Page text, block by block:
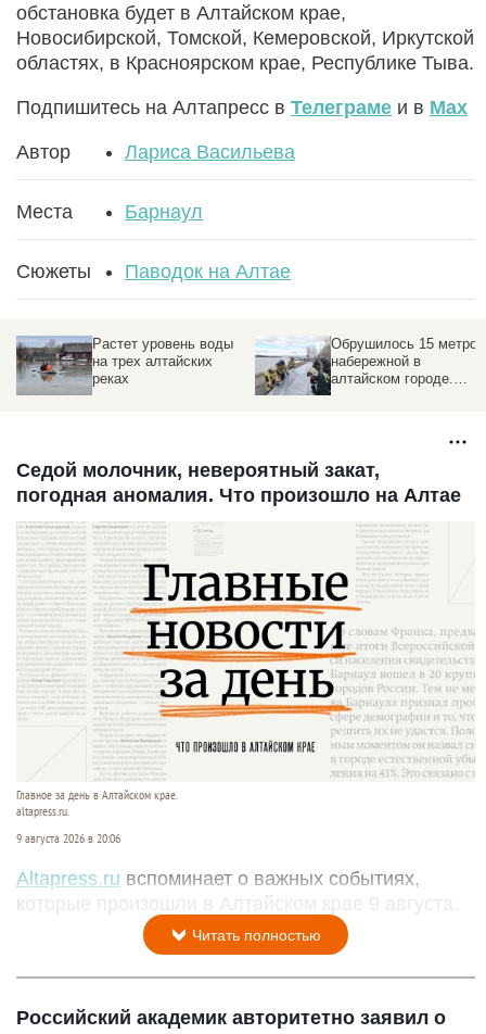
обстановка будет в Алтайском крае,
Новосибирской, Томской, Кемеровской, Иркутской
областях, в Красноярском крае, Республике Тыва.
Подпишитесь на Алтапресс в Телеграме и в Max
Автор Лариса Васильева
Места Барнаул
Сюжеты Паводок на Алтае
Растет уровень воды
на трех алтайских
реках
Обрушилось 15 метров
набережной в
алтайском городе.
Седой молочник, невероятный закат,
погодная аномалия. Что произошло на Алтае
Главное за день в Алтайском крае.
altapress.ru.
9 августа 2026 в 20:06
Altapress.ru вспоминает о важных событиях,
которые произошли в Алтайском крае 9 августа.
Читать полностью
Российский академик авторитетно заявил о